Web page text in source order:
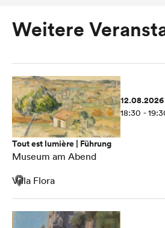
Weitere
12.08.2026
18:30 -
Tout est lumière | Führung
Museum am Abend
Villa Flora